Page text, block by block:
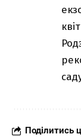
Поділитись